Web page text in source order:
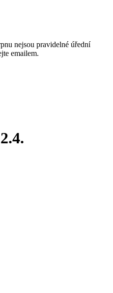
nejsou pravidelné úřední
emailem.